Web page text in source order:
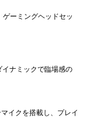
ーミングヘッドセッ
ナミックで臨場感の
イクを搭載し、プレイ